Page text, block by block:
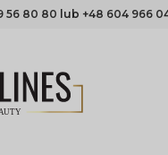
56 80 80 lub +48 604 966